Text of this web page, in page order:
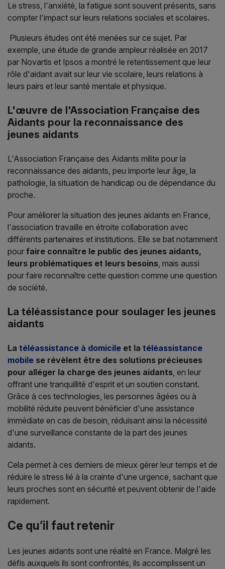
Le stress, l'anxiété, la fatigue sont souvent présents, sans
compter l'impact sur leurs relations sociales et scolaires.
Plusieurs études ont été menées sur ce sujet. Par
exemple, une étude de grande ampleur réalisée en 2017
par Novartis et Ipsos a montré le retentissement que leur
rôle d'aidant avait sur leur vie scolaire, leurs relations à
leurs pairs et leur santé mentale et physique.
L'œuvre de l'Association Française des
Aidants pour la reconnaissance des
jeunes aidants
L'Association Française des Aidants milite pour la
reconnaissance des aidants, peu importe leur âge, la
pathologie, la situation de handicap ou de dépendance du
proche.
Pour améliorer la situation des jeunes aidants en France,
l'association travaille en étroite collaboration avec
différents partenaires et institutions. Elle se bat notamment
pour faire connaître le public des jeunes aidants,
leurs problématiques et leurs besoins, mais aussi
pour faire reconnaître cette question comme une question
de société.
La téléassistance pour soulager les jeunes
aidants
La téléassistance à domicile et la téléassistance
mobile se révèlent être des solutions précieuses
pour alléger la charge des jeunes aidants, en leur
offrant une tranquillité d'esprit et un soutien constant.
Grâce à ces technologies, les personnes âgées ou à
mobilité réduite peuvent bénéficier d'une assistance
immédiate en cas de besoin, réduisant ainsi la nécessité
d'une surveillance constante de la part des jeunes
aidants.
Cela permet à ces derniers de mieux gérer leur temps et de
réduire le stress lié à la crainte d'une urgence, sachant que
leurs proches sont en sécurité et peuvent obtenir de l'aide
rapidement.
Ce qu’il faut retenir
Les jeunes aidants sont une réalité en France. Malgré les
défis auxquels ils sont confrontés, ils accomplissent un